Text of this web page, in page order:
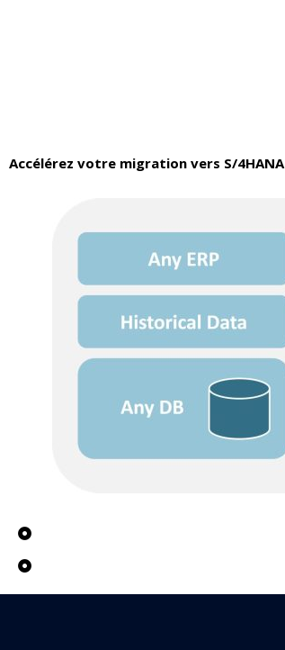
Accélérez votre migration vers S/4HANA